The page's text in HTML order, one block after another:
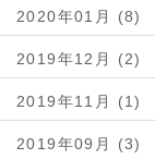
2020年01月 (8)
2019年12月 (2)
2019年11月 (1)
2019年09月 (3)